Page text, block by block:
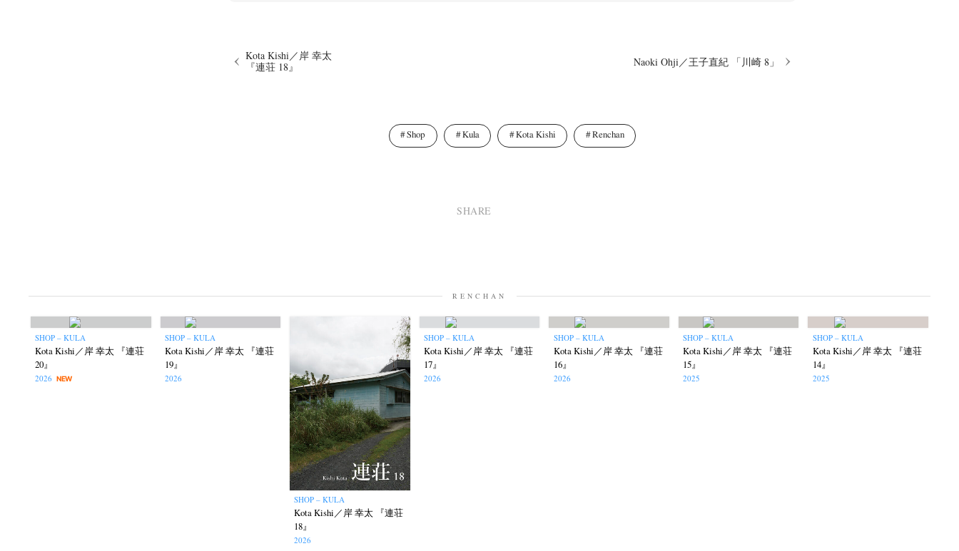
Exhibition Members Workshop Documents Contact About Shop
Terms & Privacy Policy Newsletter
(27) Kazumichi Hashimoto (6) Kazuyuki Kawaguchi
Nana Kakuda (61)
Publication (42) Remembrance (43)
Tomonori Ryu
Kota Kishi／岸 幸太
『連荘 18』
Naoki Ohji／王子直紀 「川崎 8」
Shop Kula Kota Kishi Renchan
SHARE
RENCHAN
SHOP – KULA
Kota Kishi／岸 幸太 『連荘
20』
2026 NEW
SHOP – KULA
Kota Kishi／岸 幸太 『連荘
19』
2026
SHOP – KULA
Kota Kishi／岸 幸太 『連荘
18』
2026
SHOP – KULA
Kota Kishi／岸 幸太 『連荘
17』
2026
SHOP – KULA
Kota Kishi／岸 幸太 『連荘
16』
2026
SHOP – KULA
Kota Kishi／岸 幸太 『連荘
15』
2025
SHOP – KULA
Kota Kishi／岸 幸太 『連荘
14』
2025